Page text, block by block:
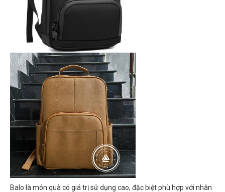
Balo là món quà có giá trị sử dụng cao, đặc biệt phù hợp với nhân